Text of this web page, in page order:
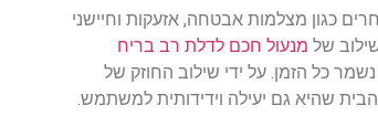
כגון מצלמות אבטחה, אזעקות וחיישני
של מנעול חכם לדלת רב בריח
כל הזמן. על ידי שילוב החוזק של
שהיא גם יעילה וידידותית למשתמש.